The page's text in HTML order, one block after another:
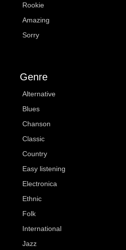
Rookie
Amazing
Sorry
Genre
Alternative
Blues
Chanson
Classic
Country
Easy listening
Electronica
Ethnic
Folk
International
Jazz